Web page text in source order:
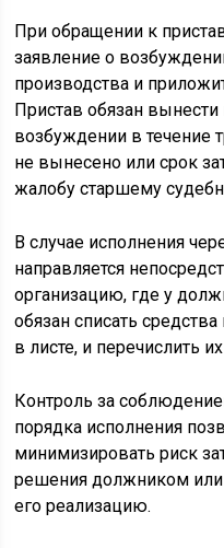
При обращении к
заявление о
производства и
Пристав обязан
возбуждении в течение
не вынесено или срок
жалобу старшему
В случае исполнения
направляется
организацию, где у
обязан списать
в листе, и перечислить
Контроль за
порядка исполнения
минимизировать риск
решения должником или
его реализацию.